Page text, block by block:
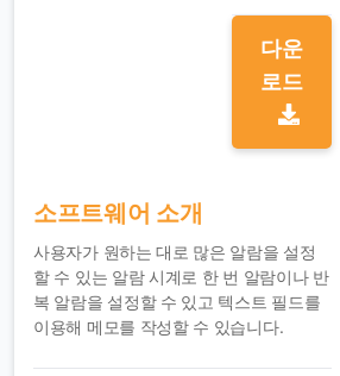
다운
로드
소프트웨어 소개
사용자가 원하는 대로 많은 알람을 설정
할 수 있는 알람 시계로 한 번 알람이나 반
복 알람을 설정할 수 있고 텍스트 필드를
이용해 메모를 작성할 수 있습니다.